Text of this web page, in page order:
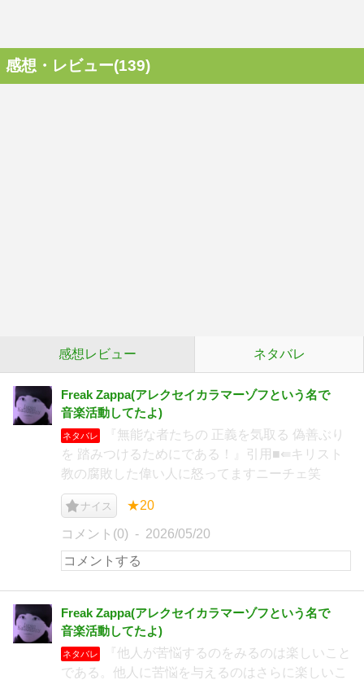
感想・レビュー(139)
感想レビュー ネタバレ
Freak Zappa(アレクセイカラマーゾフという名で
音楽活動してたよ)
ネタバレ
『無能な者たちの 正義を気取る 偽善ぶり
を 踏みつけるためにである！』引用■⇚キリスト
教の腐敗した偉い人に怒ってますニーチェ笑
ナイス ★20
コメント(0) 2026/05/20
Freak Zappa(アレクセイカラマーゾフという名で
音楽活動してたよ)
ネタバレ
『他人が苦悩するのをみるのは楽しいこと
である。他人に苦悩を与えるのはさらに楽しいこ